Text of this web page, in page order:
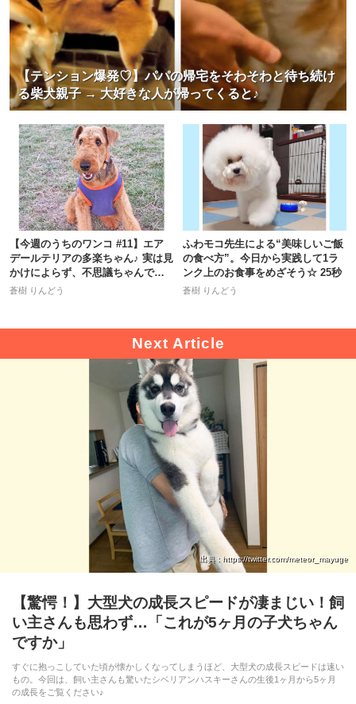
【テンション爆発♡】パパの帰宅をそわそわと待ち続け
る柴犬親子 → 大好きな人が帰ってくると♪
【今週のうちのワンコ #11】エア
デールテリアの多楽ちゃん♪ 実は見
かけによらず、不思議ちゃんで…
♡
蒼樹 りんどう
ふわモコ先生による“美味しいご飯
の食べ方”。今日から実践して1ラ
ンク上のお食事をめざそう☆ 25秒
蒼樹 りんどう
出典 : https://twitter.com/meteor_mayuge
【驚愕！】大型犬の成長スピードが凄まじい！飼
い主さんも思わず…「これが5ヶ月の子犬ちゃん
ですか」
すぐに抱っこしていた頃が懐かしくなってしまうほど、大型犬の成長スピードは速い
もの。今回は、飼い主さんも驚いたシベリアンハスキーさんの生後1ヶ月から5ヶ月
の成長をご覧ください♪
閉じる
pecocats
PECOアプリをダウンロード済みの方
アプリで開く
アプリをダウンロードする